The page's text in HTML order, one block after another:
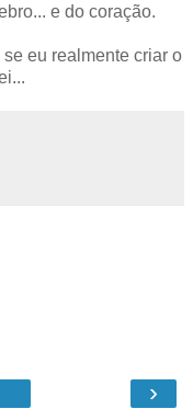
e do coração.
eu realmente criar o
›